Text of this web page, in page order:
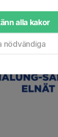
alla kakor
nödvändiga